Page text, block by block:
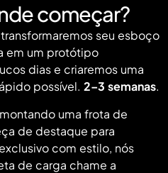
começar?
seu esboço
em um protótipo
dias e criaremos uma
possível. 2–3 semanas.
uma frota de
de destaque para
com estilo, nós
de carga chame a